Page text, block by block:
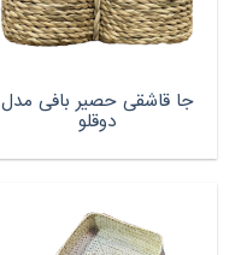
جا قاشقی حصیر بافی مدل
دوقلو